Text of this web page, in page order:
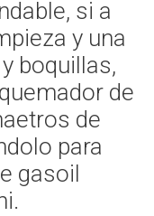
si a
y una
boquillas,
de
de
para
gasoil